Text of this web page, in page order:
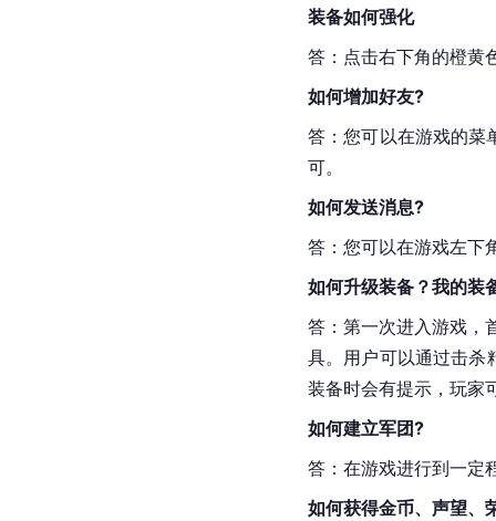
装备如何强化
答：点击右下角的橙黄
如何增加好友?
答：您可以在游戏的菜
可。
如何发送消息?
答：您可以在游戏左下
如何升级装备？我的装
答：第一次进入游戏，
具。用户可以通过击杀
装备时会有提示，玩家
如何建立军团?
答：在游戏进行到一定
如何获得金币、声望、